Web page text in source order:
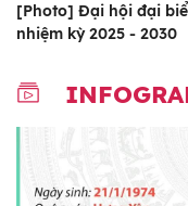
[Photo] Đại hội đại
nhiệm kỳ 2025 - 2030